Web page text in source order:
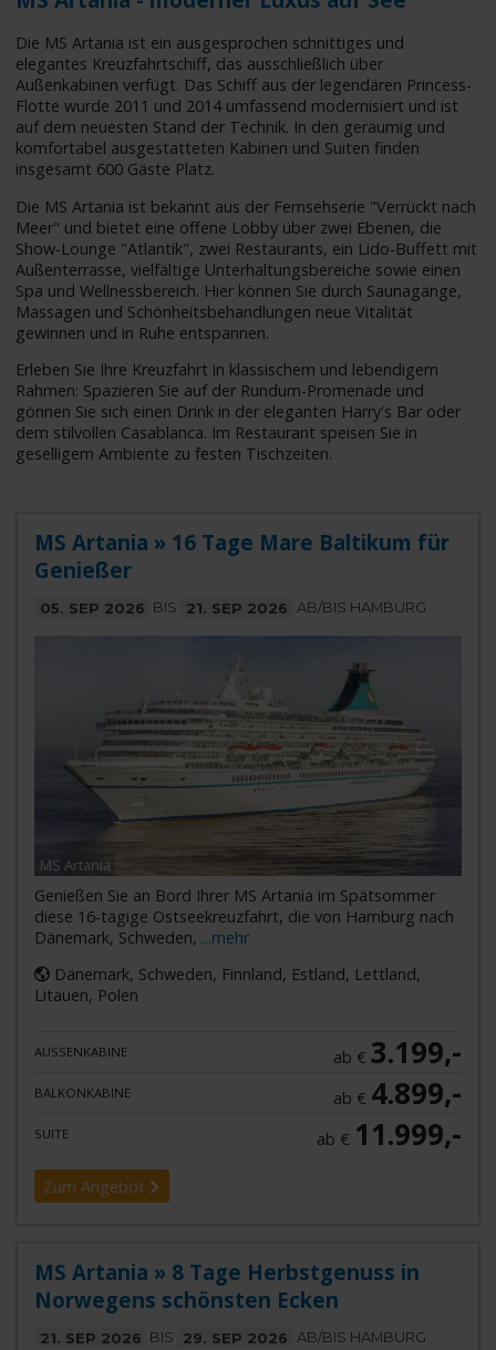
Die MS Artania ist ein ausgesprochen schnittiges und
elegantes Kreuzfahrtschiff, das ausschließlich über
Außenkabinen verfügt. Das Schiff aus der legendären Princess-
Flotte wurde 2011 und 2014 umfassend modernisiert und ist
auf dem neuesten Stand der Technik. In den geräumig und
komfortabel ausgestatteten Kabinen und Suiten finden
insgesamt 600 Gäste Platz.
Die MS Artania ist bekannt aus der Fernsehserie "Verrückt nach
Meer" und bietet eine offene Lobby über zwei Ebenen, die
Show-Lounge "Atlantik", zwei Restaurants, ein Lido-Buffett mit
Außenterrasse, vielfältige Unterhaltungsbereiche sowie einen
Spa und Wellnessbereich. Hier können Sie durch Saunagänge,
Massagen und Schönheitsbehandlungen neue Vitalität
gewinnen und in Ruhe entspannen.
Erleben Sie Ihre Kreuzfahrt in klassischem und lebendigem
Rahmen: Spazieren Sie auf der Rundum-Promenade und
gönnen Sie sich einen Drink in der eleganten Harry's Bar oder
dem stilvollen Casablanca. Im Restaurant speisen Sie in
geselligem Ambiente zu festen Tischzeiten.
MS Artania » 16 Tage Mare Baltikum für
Genießer
05. SEP 2026 BIS 21. SEP 2026 AB/BIS HAMBURG
MS Artania
Genießen Sie an Bord Ihrer MS Artania im Spätsommer
diese 16-tägige Ostseekreuzfahrt, die von Hamburg nach
Dänemark, Schweden, ...mehr
Dänemark, Schweden, Finnland, Estland, Lettland,
Litauen, Polen
AUSSENKABINE ab €3.199,-
BALKONKABINE ab € 4.899,-
SUITE ab € 11.999,-
Zum Angebot
MS Artania » 8 Tage Herbstgenuss in
Norwegens schönsten Ecken
21. SEP 2026 BIS 29. SEP 2026 AB/BIS HAMBURG